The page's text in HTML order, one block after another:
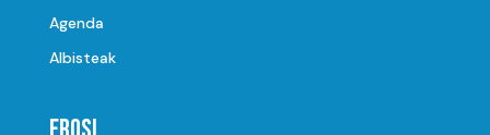
Agenda
Albisteak